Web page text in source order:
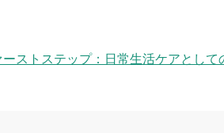
ストステップ：日常生活ケアとし